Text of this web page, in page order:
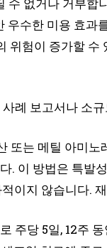
우수한 미용 효과
위험이 증가할
례 보고서나 소
또는 메틸 아미
. 이 방법은 특발
이지 않습니다.
주당 5일, 12주